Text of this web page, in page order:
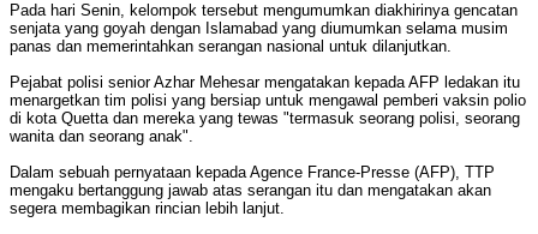
Pada hari Senin, kelompok tersebut mengumumkan diakhirinya gencatan
senjata yang goyah dengan Islamabad yang diumumkan selama musim
panas dan memerintahkan serangan nasional untuk dilanjutkan.
Pejabat polisi senior Azhar Mehesar mengatakan kepada AFP ledakan itu
menargetkan tim polisi yang bersiap untuk mengawal pemberi vaksin polio
di kota Quetta dan mereka yang tewas "termasuk seorang polisi, seorang
wanita dan seorang anak".
Dalam sebuah pernyataan kepada Agence France-Presse (AFP), TTP
mengaku bertanggung jawab atas serangan itu dan mengatakan akan
segera membagikan rincian lebih lanjut.